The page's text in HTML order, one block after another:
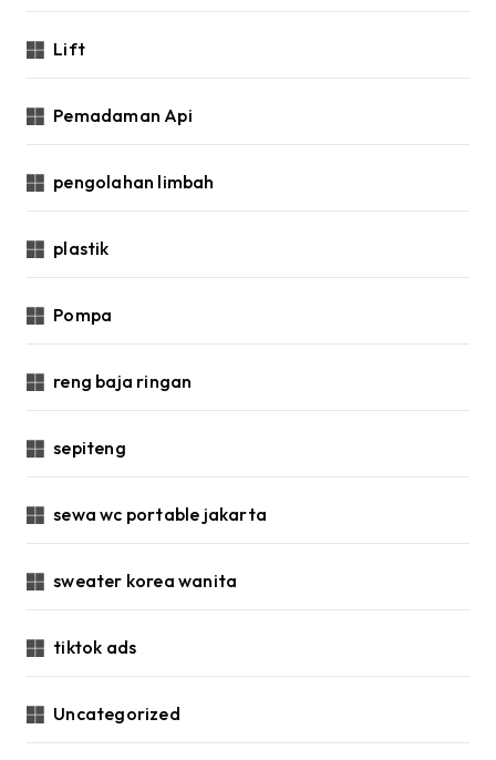
Lift
Pemadaman Api
pengolahan limbah
plastik
Pompa
reng baja ringan
sepiteng
sewa wc portable jakarta
sweater korea wanita
tiktok ads
Uncategorized